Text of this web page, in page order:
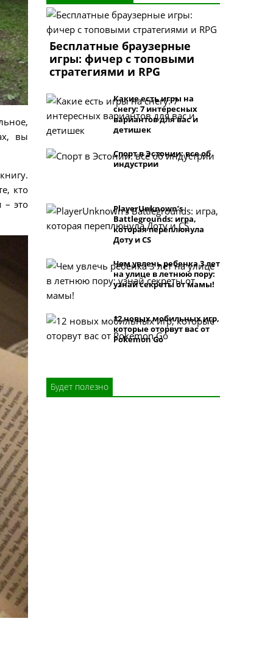
вы
кто
– это
Бесплатные браузерные
игры: фичер с топовыми
стратегиями и RPG
Какие есть игры на
снегу: 7 интересных
вариантов для вас и
детишек
Спорт в Эстонии: все об
индустрии
PlayerUnknownʼs
Battlegrounds: игра,
которая переплюнула
Доту и CS
Чем увлечь ребенка 3 лет
на улице в летнюю пору:
узнай секреты от мамы!
12 новых мобильных игр,
которые оторвут вас от
Pokemon Go
Будет полезно